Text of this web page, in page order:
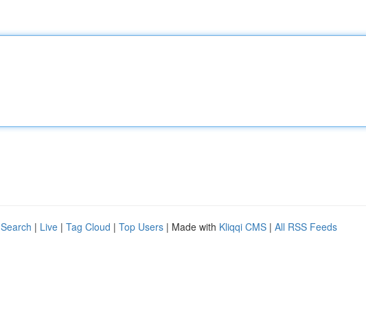
| Live | Tag Cloud | Top Users | Made with Kliqqi CMS | All RSS Feeds